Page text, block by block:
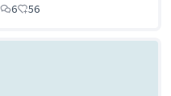
6 56